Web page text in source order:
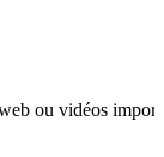
ou vidéos